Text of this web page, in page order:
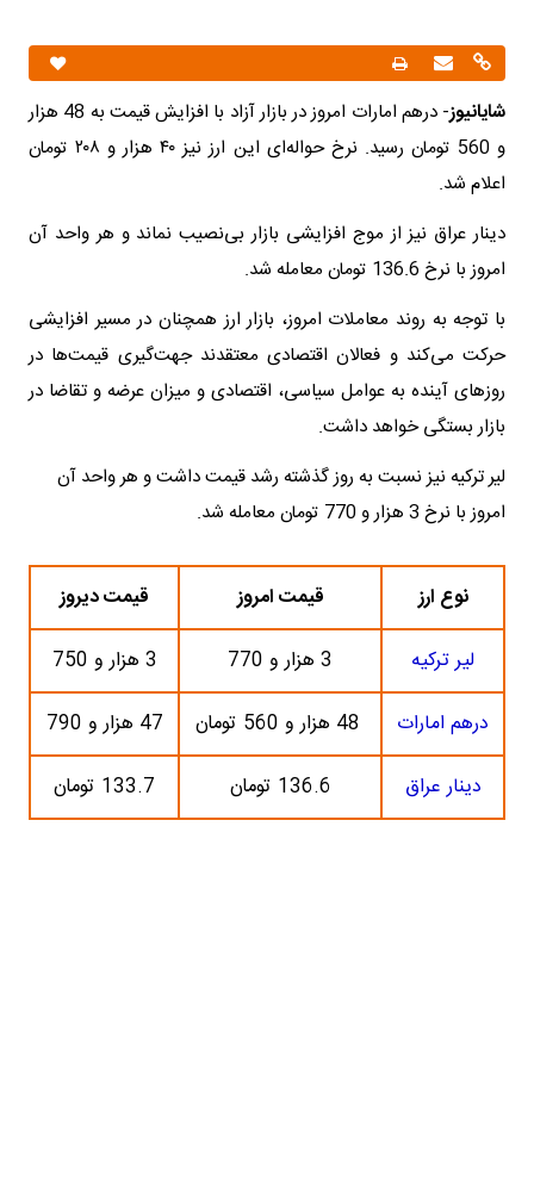
شایانیوز
- درهم امارات امروز در بازار آزاد با افزایش قیمت به 48 هزار
و 560 تومان رسید. نرخ حواله‌ای این ارز نیز ۴۰ هزار و ۲۰۸ تومان
اعلام شد.
دینار عراق نیز از موج افزایشی بازار بی‌نصیب نماند و هر واحد آن
امروز با نرخ 136.6 تومان معامله شد.
با توجه به روند معاملات امروز، بازار ارز همچنان در مسیر افزایشی
حرکت می‌کند و فعالان اقتصادی معتقدند جهت‌گیری قیمت‌ها در
روزهای آینده به عوامل سیاسی، اقتصادی و میزان عرضه و تقاضا در
بازار بستگی خواهد داشت.
لیر ترکیه نیز نسبت به روز گذشته رشد قیمت داشت و هر واحد آن
امروز با نرخ 3 هزار و 770 تومان معامله شد.
نوع ارز قیمت امروز
قیمت دیروز
لیر ترکیه
3 هزار و 770
3 هزار و 750
درهم امارات
47 هزار و 790
دینار عراق
136.6 تومان 133.7 تومان